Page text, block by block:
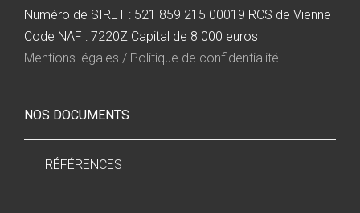
Numéro de SIRET : 521 859 215 00019 RCS de Vienne
Code NAF : 7220Z Capital de 8 000 euros
Mentions légales / Politique de confidentialité
NOS DOCUMENTS
RÉFÉRENCES